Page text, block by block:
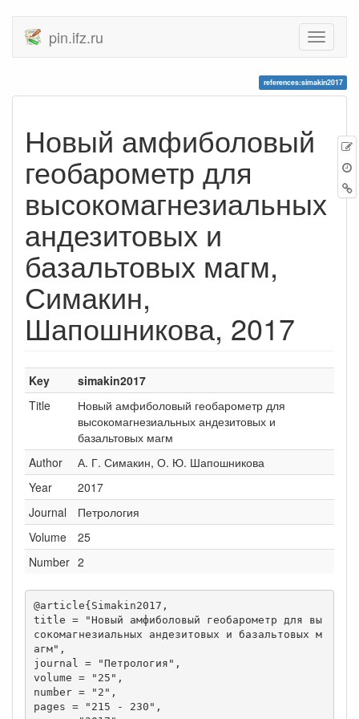
pin.ifz.ru
references:simakin2017
Новый амфиболовый
геобарометр для
высокомагнезиальных
андезитовых и
базальтовых магм,
Симакин,
Шапошникова, 2017
Key
simakin2017
Title
Новый амфиболовый геобарометр для
высокомагнезиальных андезитовых и
базальтовых магм
Author
А. Г. Симакин, О. Ю. Шапошникова
Year
2017
Journal
Петрология
Volume
25
Number 2
@article{Simakin2017,
title = "Новый амфиболовый геобарометр для вы
сокомагнезиальных андезитовых и базальтовых м
агм",
journal = "Петрология",
volume = "25",
number = "2",
pages = "215 - 230",